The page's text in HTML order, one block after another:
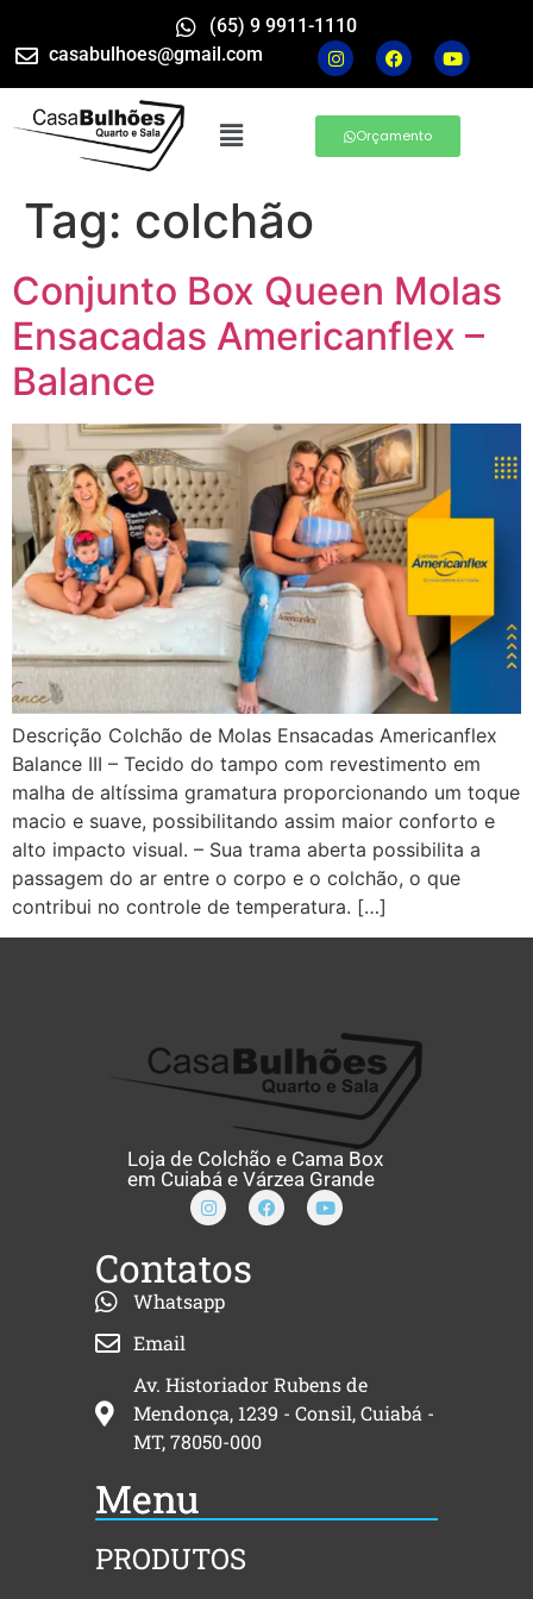
(65) 9 9911-1110
casabulhoes@gmail.com
Orçamento
Tag: colchão
Conjunto Box Queen Molas
Ensacadas Americanflex –
Balance
Descrição Colchão de Molas Ensacadas Americanflex
Balance III – Tecido do tampo com revestimento em
malha de altíssima gramatura proporcionando um toque
macio e suave, possibilitando assim maior conforto e
alto impacto visual. – Sua trama aberta possibilita a
passagem do ar entre o corpo e o colchão, o que
contribui no controle de temperatura. […]
Loja de Colchão e Cama Box
em Cuiabá e Várzea Grande
Contatos
Whatsapp
Email
Av. Historiador Rubens de
Mendonça, 1239 - Consil, Cuiabá -
MT, 78050-000
Menu
PRODUTOS